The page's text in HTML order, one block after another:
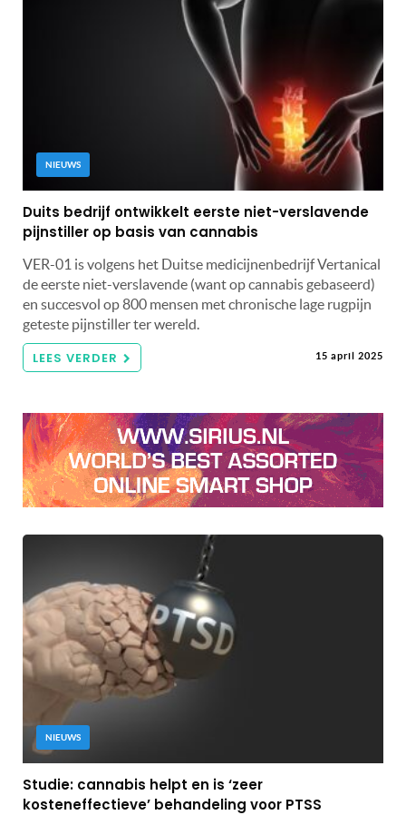
NIEUWS
Duits bedrijf ontwikkelt eerste niet-verslavende
pijnstiller op basis van cannabis
VER-01 is volgens het Duitse medicijnenbedrijf Vertanical
de eerste niet-verslavende (want op cannabis gebaseerd)
en succesvol op 800 mensen met chronische lage rugpijn
geteste pijnstiller ter wereld.
LEES VERDER 15 april 2025
NIEUWS
Studie: cannabis helpt en is ‘zeer
kosteneffectieve’ behandeling voor PTSS